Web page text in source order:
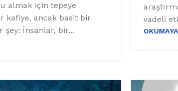
almak için tepeye
kafiye, ancak basit bir
İnsanlar, bir...
vadeli